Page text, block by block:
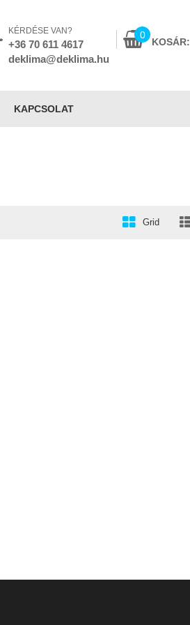
KÉRDÉSE VAN?
+36 70 611 4617
deklima@deklima.hu
0
KOSÁR:
KAPCSOLAT
Grid